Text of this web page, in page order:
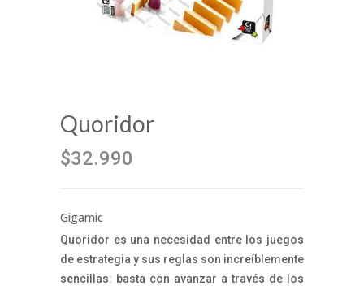
Quoridor
$32.990
Gigamic
Quoridor es una necesidad entre los juegos
de estrategia y sus reglas son increíblemente
sencillas: basta con avanzar a través de los